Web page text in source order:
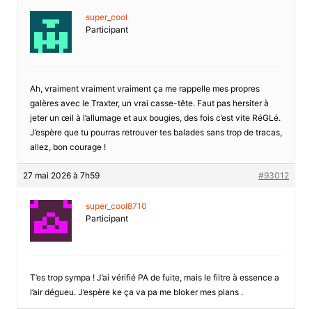
super_cool
Participant
Ah, vraiment vraiment vraiment ça me rappelle mes propres
galères avec le Traxter, un vrai casse-tête. Faut pas hersiter à
jeter un œil à l’allumage et aux bougies, des fois c’est vite RéGLé.
J’espère que tu pourras retrouver tes balades sans trop de tracas,
allez, bon courage !
27 mai 2026 à 7h59 #93012
super_cool8710
Participant
T’es trop sympa ! J’ai vérifié PA de fuite, mais le filtre à essence a
l’air dégueu. J’espère ke ça va pa me bloker mes plans .